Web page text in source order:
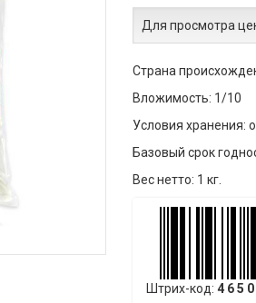
Для просмотра
Страна
Вложимость: 1/10
Условия хранения:
Базовый срок
Вес нетто: 1 кг.
Штрих-код: